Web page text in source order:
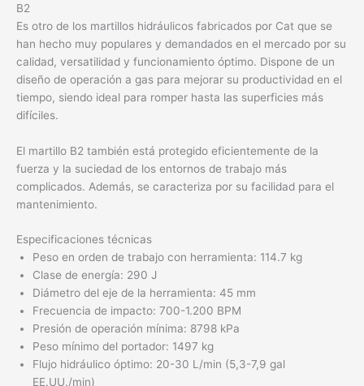
B2
Es otro de los martillos hidráulicos fabricados por Cat que se
han hecho muy populares y demandados en el mercado por su
calidad, versatilidad y funcionamiento óptimo. Dispone de un
diseño de operación a gas para mejorar su productividad en el
tiempo, siendo ideal para romper hasta las superficies más
difíciles.
El martillo B2 también está protegido eficientemente de la
fuerza y la suciedad de los entornos de trabajo más
complicados. Además, se caracteriza por su facilidad para el
mantenimiento.
Especificaciones técnicas
Peso en orden de trabajo con herramienta: 114.7 kg
Clase de energía: 290 J
Diámetro del eje de la herramienta: 45 mm
Frecuencia de impacto: 700-1.200 BPM
Presión de operación mínima: 8798 kPa
Peso mínimo del portador: 1497 kg
Flujo hidráulico óptimo: 20-30 L/min (5,3-7,9 gal
EE.UU./min)